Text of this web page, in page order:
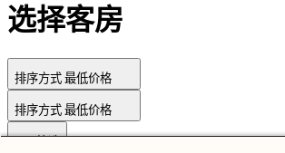
选择客房
排序方式最低价格
排序方式最低价格
筛选